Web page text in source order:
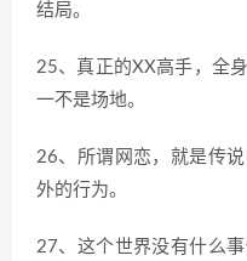
结局。
25、真正的XX高手，全
一不是场地。
26、所谓网恋，就是传
外的行为。
27、这个世界没有什么